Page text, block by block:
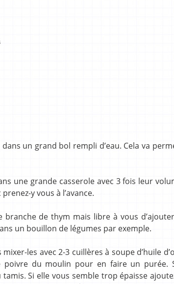
un grand bol rempli d’eau. Cela va
une grande casserole avec 3 fois leur
y vous à l’avance.
branche de thym mais libre à vous
un bouillon de légumes par exemple.
les avec 2-3 cuillères à soupe d’huile
du moulin pour en faire un purée.
Si elle vous semble trop épaisse